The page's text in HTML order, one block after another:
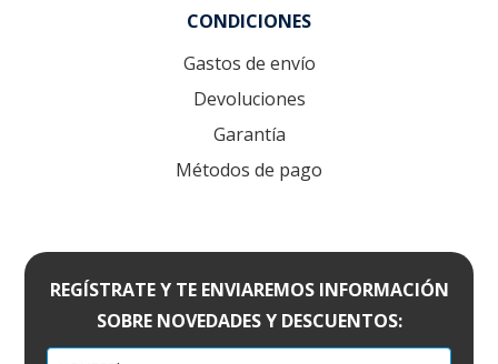
CONDICIONES
Gastos de envío
Devoluciones
Garantía
Métodos de pago
REGÍSTRATE Y TE ENVIAREMOS INFORMACIÓN
SOBRE NOVEDADES Y DESCUENTOS: